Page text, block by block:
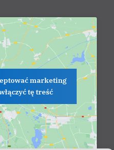
marketing
tę treść